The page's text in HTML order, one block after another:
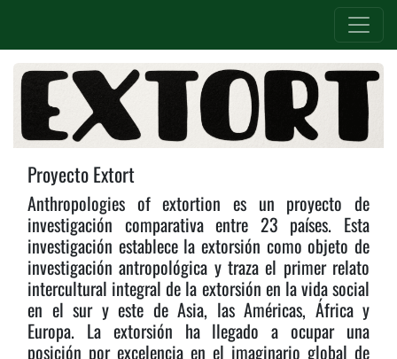
Proyecto Extort
Anthropologies of extortion es un proyecto de
investigación comparativa entre 23 países. Esta
investigación establece la extorsión como objeto de
investigación antropológica y traza el primer relato
intercultural integral de la extorsión en la vida social
en el sur y este de Asia, las Américas, África y
Europa. La extorsión ha llegado a ocupar una
posición por excelencia en el imaginario global de